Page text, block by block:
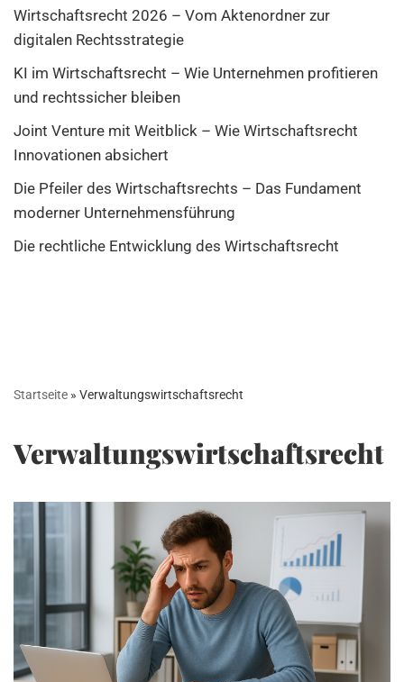
Wirtschaftsrecht 2026 – Vom Aktenordner zur
digitalen Rechtsstrategie
KI im Wirtschaftsrecht – Wie Unternehmen profitieren
und rechtssicher bleiben
Joint Venture mit Weitblick – Wie Wirtschaftsrecht
Innovationen absichert
Die Pfeiler des Wirtschaftsrechts – Das Fundament
moderner Unternehmensführung
Die rechtliche Entwicklung des Wirtschaftsrecht
Startseite » Verwaltungswirtschaftsrecht
Verwaltungswirtschaftsrecht